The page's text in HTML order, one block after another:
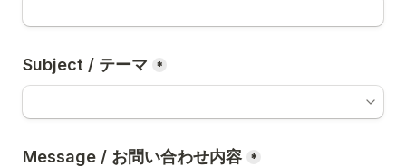
Subject / テーマ *
Message / お問い合わせ内容 *